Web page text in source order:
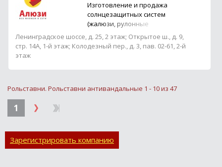
Изготовление и продажа
солнцезащитных систем
(жалюзи, рулонные
шторы, рольставни,
рафшторы) и окон по
индивидуальным
огромному ассортименту
мы всегда найдем
Ленинградское шоссе, д. 25, 2 этаж; Открытое ш., д. 9,
стр. 14А, 1-й этаж; Колодезный пер., д. 3, пав. 02-61, 2-й
этаж
Рольставни. Рольставни антивандальные 1 - 10 из 47
1
Зарегистрировать компанию